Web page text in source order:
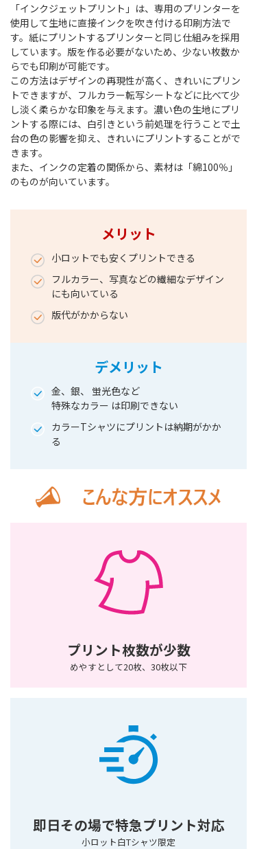
「インクジェットプリント」は、専用のプリンターを
使用して生地に直接インクを吹き付ける印刷方法で
す。紙にプリントするプリンターと同じ仕組みを採用
しています。版を作る必要がないため、少ない枚数か
らでも印刷が可能です。
この方法はデザインの再現性が高く、きれいにプリン
トできますが、フルカラー転写シートなどに比べて少
し淡く柔らかな印象を与えます。濃い色の生地にプリ
ントする際には、白引きという前処理を行うことで土
台の色の影響を抑え、きれいにプリントすることがで
きます。
また、インクの定着の関係から、素材は「綿100％」
のものが向いています。
メリット
小ロットでも安くプリントできる
フルカラー、写真などの繊細なデザイン
にも向いている
版代がかからない
デメリット
金、銀、 蛍光色など
特殊なカラー は印刷できない
カラーTシャツにプリントは納期がかか
る
プリント枚数が少数
めやすとして20枚、30枚以下
即日その場で特急プリント対応
小ロット白Tシャツ限定